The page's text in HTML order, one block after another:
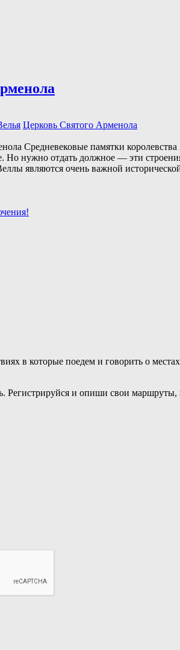
Церковь Святого Арменола
Средневековые памятки
Но нужно отдать должное — эти
являются очень важной
в которые поедем и говорить о
Регистрируйся и опиши свои